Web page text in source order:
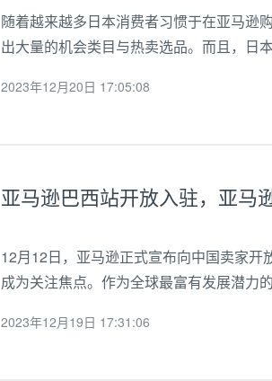
随着越来越多日本消费者习惯于在亚马逊
出大量的机会类目与热卖选品。而且，日
少，电商网站就成了消费者购买毛巾、桑拿
2023年12月20日 17:05:08
亚马逊巴西站开放入驻，亚马
12月12日，亚马逊正式宣布向中国卖家
成为关注焦点。作为全球最富有发展潜力
领域的“增长黑马”，预计到2023年，其电商...
2023年12月19日 17:31:06